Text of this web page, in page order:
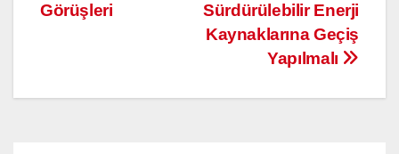
Sürdürülebilir Enerji
Kaynaklarına Geçiş
Yapılmalı
Görüşleri